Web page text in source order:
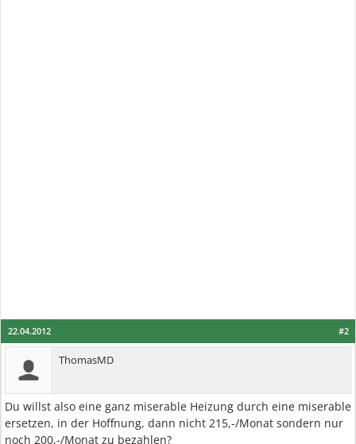
#2
22.04.2012
ThomasMD
Du willst also eine ganz miserable Heizung durch eine miserable
ersetzen, in der Hoffnung, dann nicht 215,-/Monat sondern nur
noch 200,-/Monat zu bezahlen?